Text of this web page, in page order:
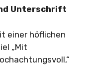
Unterschrift
einer höflichen
„Mit